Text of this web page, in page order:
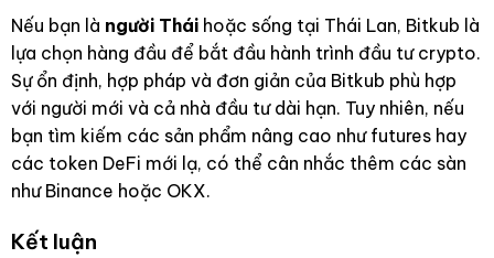
Nếu bạn là người Tháihoặc sống tại Thái Lan, Bitkub là
lựa chọn hàng đầu để bắt đầu hành trình đầu tư crypto.
Sự ổn định, hợp pháp và đơn giản của Bitkub phù hợp
với người mới và cả nhà đầu tư dài hạn. Tuy nhiên, nếu
bạn tìm kiếm các sản phẩm nâng cao như futures hay
các token DeFi mới lạ, có thể cân nhắc thêm các sàn
như Binance hoặc OKX.
Kết luận